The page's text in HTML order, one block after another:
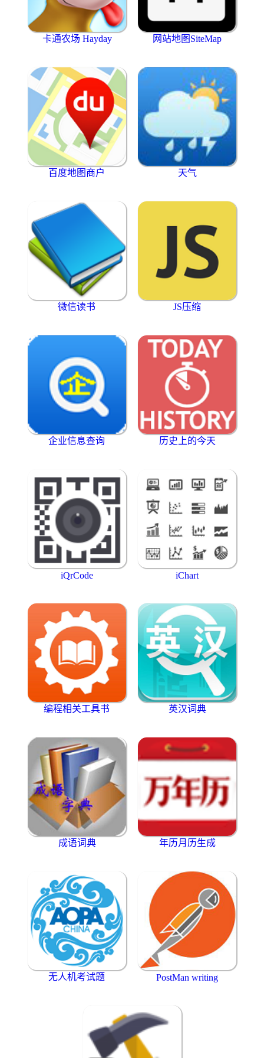
卡通农场 Hayday 网站地图SiteMap
百度地图商户 天气
微信读书 JS压缩
企业信息查询 历史上的今天
iQrCode iChart
编程相关工具书 英汉词典
成语词典 年历月历生成
无人机考试题 PostMan writing